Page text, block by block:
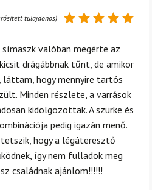
5 / 5
tulajdonos)
símaszk valóban megérte az
drágábbnak tűnt, de amikor
hogy mennyire tartós
Minden részlete, a varrások
kidolgozottak. A szürke és
pedig igazán menő.
hogy a légáteresztő
így nem fulladok meg
családnak ajánlom!!!!!!